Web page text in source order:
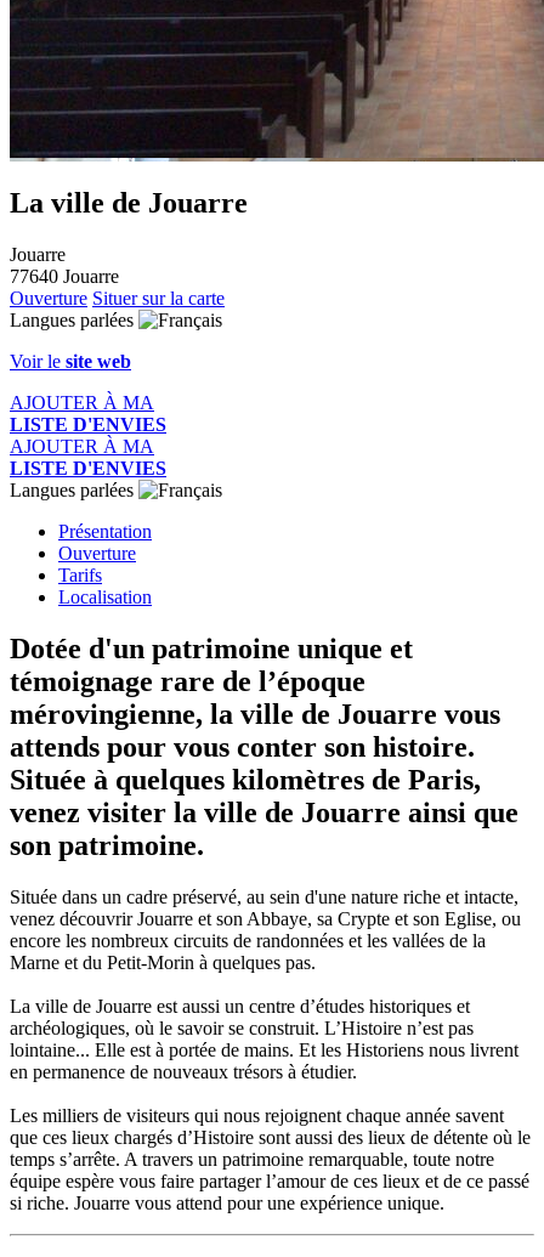
La ville de Jouarre
Jouarre
77640 Jouarre
Ouverture Situer sur la carte
Langues parlées
Voir le site web
AJOUTER À MA
LISTE D'ENVIES
AJOUTER À MA
LISTE D'ENVIES
Langues parlées
Présentation
Ouverture
Tarifs
Localisation
Dotée d'un patrimoine unique et
témoignage rare de l’époque
mérovingienne, la ville de Jouarre vous
attends pour vous conter son histoire.
Située à quelques kilomètres de Paris,
venez visiter la ville de Jouarre ainsi que
son patrimoine.
Située dans un cadre préservé, au sein d'une nature riche et intacte,
venez découvrir Jouarre et son Abbaye, sa Crypte et son Eglise, ou
encore les nombreux circuits de randonnées et les vallées de la
Marne et du Petit-Morin à quelques pas.
La ville de Jouarre est aussi un centre d’études historiques et
archéologiques, où le savoir se construit. L’Histoire n’est pas
lointaine... Elle est à portée de mains. Et les Historiens nous livrent
en permanence de nouveaux trésors à étudier.
Les milliers de visiteurs qui nous rejoignent chaque année savent
que ces lieux chargés d’Histoire sont aussi des lieux de détente où le
temps s’arrête. A travers un patrimoine remarquable, toute notre
équipe espère vous faire partager l’amour de ces lieux et de ce passé
si riche. Jouarre vous attend pour une expérience unique.